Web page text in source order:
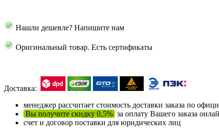
Нашли дешевле? Напишите нам
Оригинальный товар. Есть сертификаты
Доставка:
менеджер рассчитает стоимость доставки заказа по
Вы получите скидку 0,5% за оплату Вашего заказа
счет и договор поставки для юридических лиц